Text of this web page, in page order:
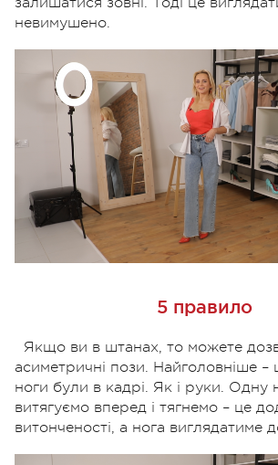
невимушено.
5 правило
Якщо ви в штанах, то можете
асиметричні пози. Найголовніше –
ноги були в кадрі. Як і руки. Одну
витягуємо вперед і тягнемо – це
витонченості, а нога виглядатиме